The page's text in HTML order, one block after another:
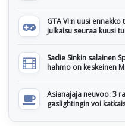
GTA VI:n uusi
julkaisu seuraa kuusi
Sadie Sinkin salainen
hahmo on keskeinen
Asianajaja neuvoo: 3
gaslightingin voi